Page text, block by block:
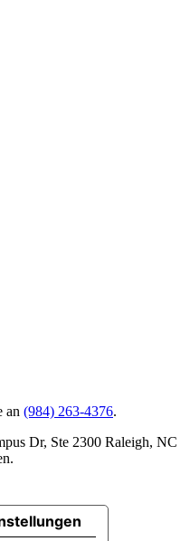
an (984) 263-4376.
Dr, Ste 2300 Raleigh, NC